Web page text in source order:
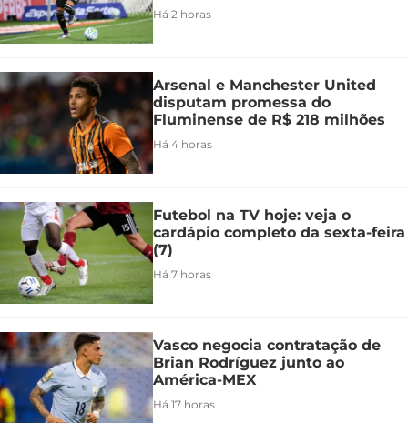
Há 2 horas
Arsenal e Manchester United
disputam promessa do
Fluminense de R$ 218 milhões
Há 4 horas
Futebol na TV hoje: veja o
cardápio completo da sexta-feira
(7)
Há 7 horas
Vasco negocia contratação de
Brian Rodríguez junto ao
América-MEX
Há 17 horas